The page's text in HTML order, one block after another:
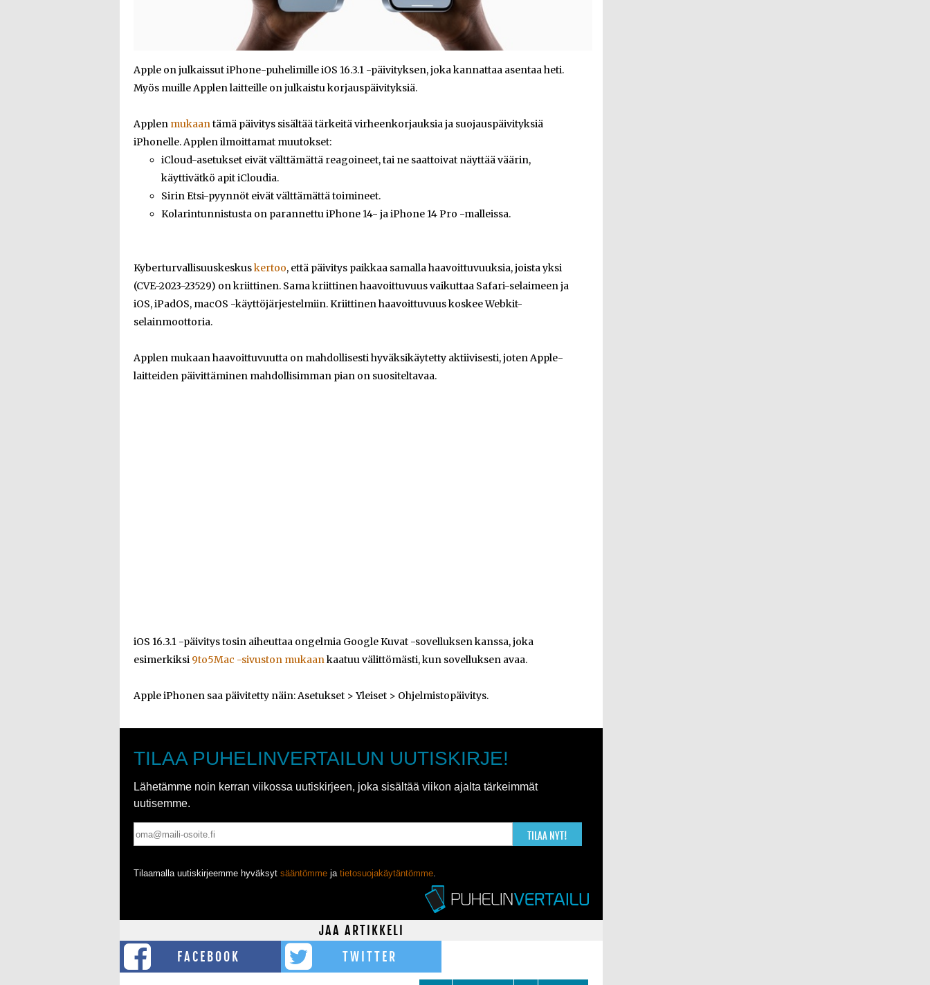
Apple on julkaissut iPhone-puhelimille iOS 16.3.1 -päivityksen, joka kannattaa asentaa heti.
Myös muille Applen laitteille on julkaistu korjauspäivityksiä.
Applen mukaantämä päivitys sisältää tärkeitä virheenkorjauksia ja suojauspäivityksiä
iPhonelle. Applen ilmoittamat muutokset:
iCloud-asetukset eivät välttämättä reagoineet, tai ne saattoivat näyttää väärin,
käyttivätkö apit iCloudia.
Sirin Etsi-pyynnöt eivät välttämättä toimineet.
Kolarintunnistusta on parannettu iPhone 14- ja iPhone 14 Pro -malleissa.
Kyberturvallisuuskeskuskertoo, että päivitys paikkaa samalla haavoittuvuuksia, joista yksi
(CVE-2023-23529) on kriittinen. Sama kriittinen haavoittuvuus vaikuttaa Safari-selaimeen ja
iOS, iPadOS, macOS -käyttöjärjestelmiin. Kriittinen haavoittuvuus koskee Webkit-
selainmoottoria.
Applen mukaan haavoittuvuutta on mahdollisesti hyväksikäytetty aktiivisesti, joten Apple-
laitteiden päivittäminen mahdollisimman pian on suositeltavaa.
iOS 16.3.1 -päivitys tosin aiheuttaa ongelmia Google Kuvat -sovelluksen kanssa, joka
esimerkiksi 9to5Mac -sivuston mukaankaatuu välittömästi, kun sovelluksen avaa.
Apple iPhonen saa päivitetty näin: Asetukset > Yleiset > Ohjelmistopäivitys.
TILAA PUHELINVERTAILUN UUTISKIRJE!
Lähetämme noin kerran viikossa uutiskirjeen, joka sisältää viikon ajalta tärkeimmät
uutisemme.
TILAA NYT!
Tilaamalla uutiskirjeemme hyväksyt sääntömme ja tietosuojakäytäntömme.
JAA ARTIKKELI
FACEBOOK
TWITTER